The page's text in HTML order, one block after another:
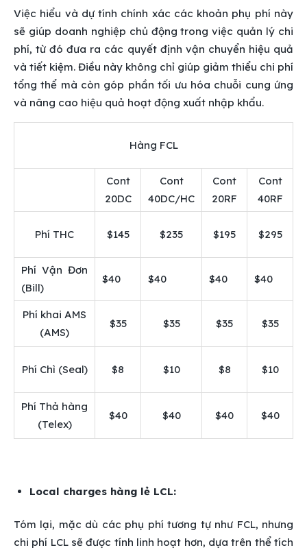
Việc hiểu và dự tính chính xác các khoản phụ phí này
sẽ giúp doanh nghiệp chủ động trong việc quản lý chi
phí, từ đó đưa ra các quyết định vận chuyển hiệu quả
và tiết kiệm. Điều này không chỉ giúp giảm thiểu chi phí
tổng thể mà còn góp phần tối ưu hóa chuỗi cung ứng
và nâng cao hiệu quả hoạt động xuất nhập khẩu.
Hàng FCL
Cont
20DC
Cont
40DC/HC
Cont
20RF
Cont
40RF
Phí THC $145 $235 $195 $295
Phí Vận Đơn
(Bill)
$40 $40 $40 $40
Phí khai AMS
(AMS)
$35 $35 $35 $35
Phí Chì (Seal) $8 $10 $8 $10
Phí Thả hàng
(Telex)
$40 $40 $40 $40
Local charges hàng lẻ LCL:
Tóm lại, mặc dù các phụ phí tương tự như FCL, nhưng
chi phí LCL sẽ được tính linh hoạt hơn, dựa trên thể tích